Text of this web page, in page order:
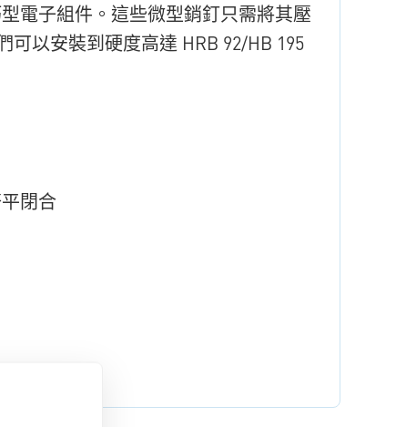
電子組件。這些微型銷釘只需將其壓
以安裝到硬度高達 HRB 92/HB 195
閉合